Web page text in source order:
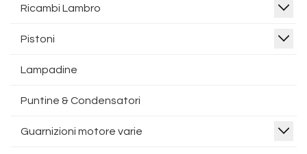
Ricambi Lambro
Pistoni
Lampadine
Puntine & Condensatori
Guarnizioni motore varie